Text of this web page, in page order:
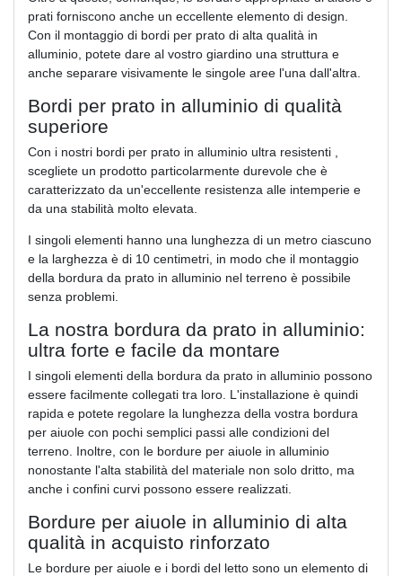
prati forniscono anche un eccellente elemento di design.
Con il montaggio di bordi per prato di alta qualità in
alluminio, potete dare al vostro giardino una struttura e
anche separare visivamente le singole aree l'una dall'altra.
Bordi per prato in alluminio di qualità
superiore
Con i nostri bordi per prato in alluminio ultra resistenti ,
scegliete un prodotto particolarmente durevole che è
caratterizzato da un'eccellente resistenza alle intemperie e
da una stabilità molto elevata.
I singoli elementi hanno una lunghezza di un metro ciascuno
e la larghezza è di 10 centimetri, in modo che il montaggio
della bordura da prato in alluminio nel terreno è possibile
senza problemi.
La nostra bordura da prato in alluminio:
ultra forte e facile da montare
I singoli elementi della bordura da prato in alluminio possono
essere facilmente collegati tra loro. L'installazione è quindi
rapida e potete regolare la lunghezza della vostra bordura
per aiuole con pochi semplici passi alle condizioni del
terreno. Inoltre, con le bordure per aiuole in alluminio
nonostante l'alta stabilità del materiale non solo dritto, ma
anche i confini curvi possono essere realizzati.
Bordure per aiuole in alluminio di alta
qualità in acquisto rinforzato
Le bordure per aiuole e i bordi del letto sono un elemento di